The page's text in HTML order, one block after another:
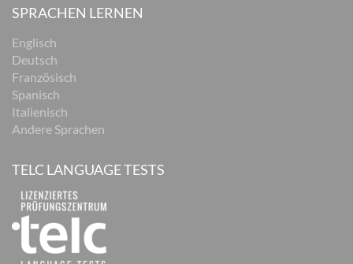
SPRACHEN LERNEN
Englisch
Deutsch
Französisch
Spanisch
Italienisch
Andere Sprachen
TELC LANGUAGE TESTS